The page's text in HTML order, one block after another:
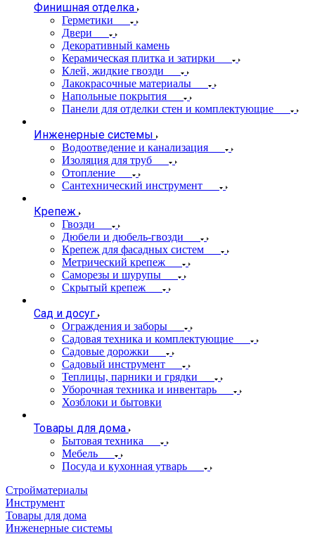
Финишная отделка
Герметики
Двери
Декоративный камень
Керамическая плитка и затирки
Клей, жидкие гвозди
Лакокрасочные материалы
Напольные покрытия
Панели для отделки стен и комплектующие
Инженерные системы
Водоотведение и канализация
Изоляция для труб
Отопление
Сантехнический инструмент
Крепеж
Гвозди
Дюбели и дюбель-гвозди
Крепеж для фасадных систем
Метрический крепеж
Саморезы и шурупы
Скрытый крепеж
Сад и досуг
Ограждения и заборы
Садовая техника и комплектующие
Садовые дорожки
Садовый инструмент
Теплицы, парники и грядки
Уборочная техника и инвентарь
Хозблоки и бытовки
Товары для дома
Бытовая техника
Мебель
Посуда и кухонная утварь
Стройматериалы
Инструмент
Товары для дома
Инженерные системы